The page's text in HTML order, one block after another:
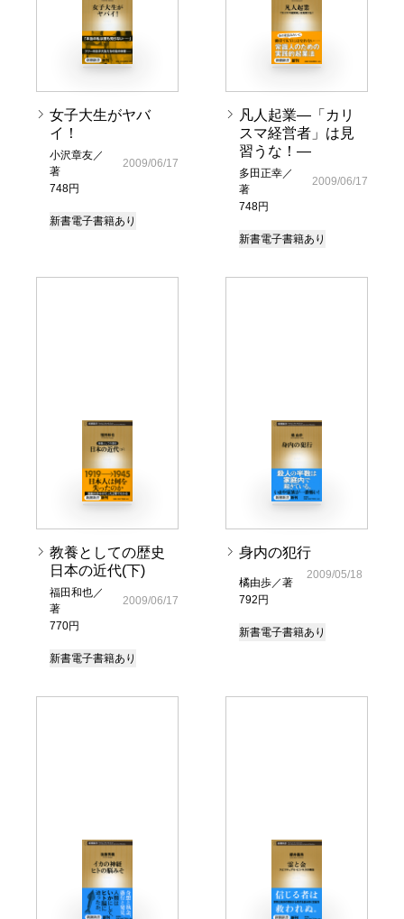
女子大生がヤバ
イ！
小沢章友／
著
748円
2009/06/17
新書電子書籍あり
凡人起業―「カリ
スマ経営者」は見
習うな！―
多田正幸／
著
748円
2009/06/17
新書電子書籍あり
教養としての歴史
日本の近代(下)
福田和也／
著
770円
2009/06/17
新書電子書籍あり
身内の犯行
橘由歩／著
792円
2009/05/18
新書電子書籍あり